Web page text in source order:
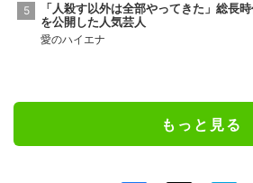
「人殺す以外は全部やってきた」総長
を公開した人気芸人
愛のハイエナ
もっと見る